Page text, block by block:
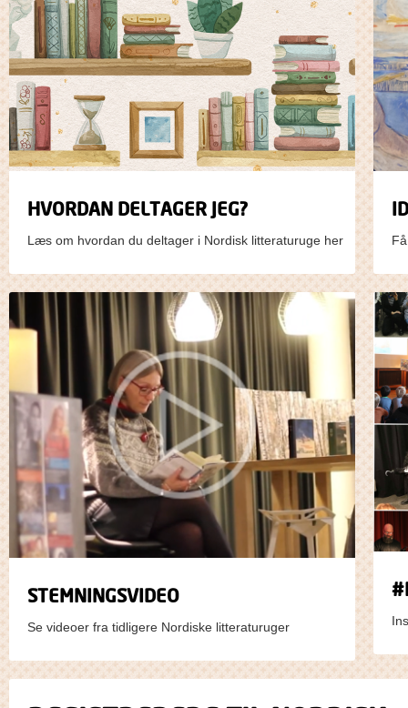
HVORDAN DELTAGER JEG?
Læs om hvordan du deltager i Nordisk litteraturuge her
STEMNINGSVIDEO
Se videoer fra tidligere Nordiske litteraturuger